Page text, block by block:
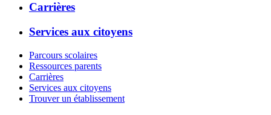
Carrières
Services aux citoyens
Parcours scolaires
Ressources parents
Carrières
Services aux citoyens
Trouver un établissement